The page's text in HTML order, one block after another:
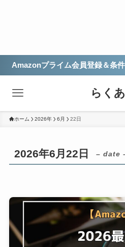
Amazonプライム会員登録＆条
らく
ホーム 2026年 6月 22日
2026年6月22日 – date